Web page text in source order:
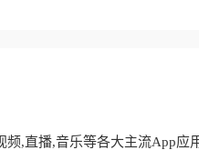
,直播,音乐等各大主流App